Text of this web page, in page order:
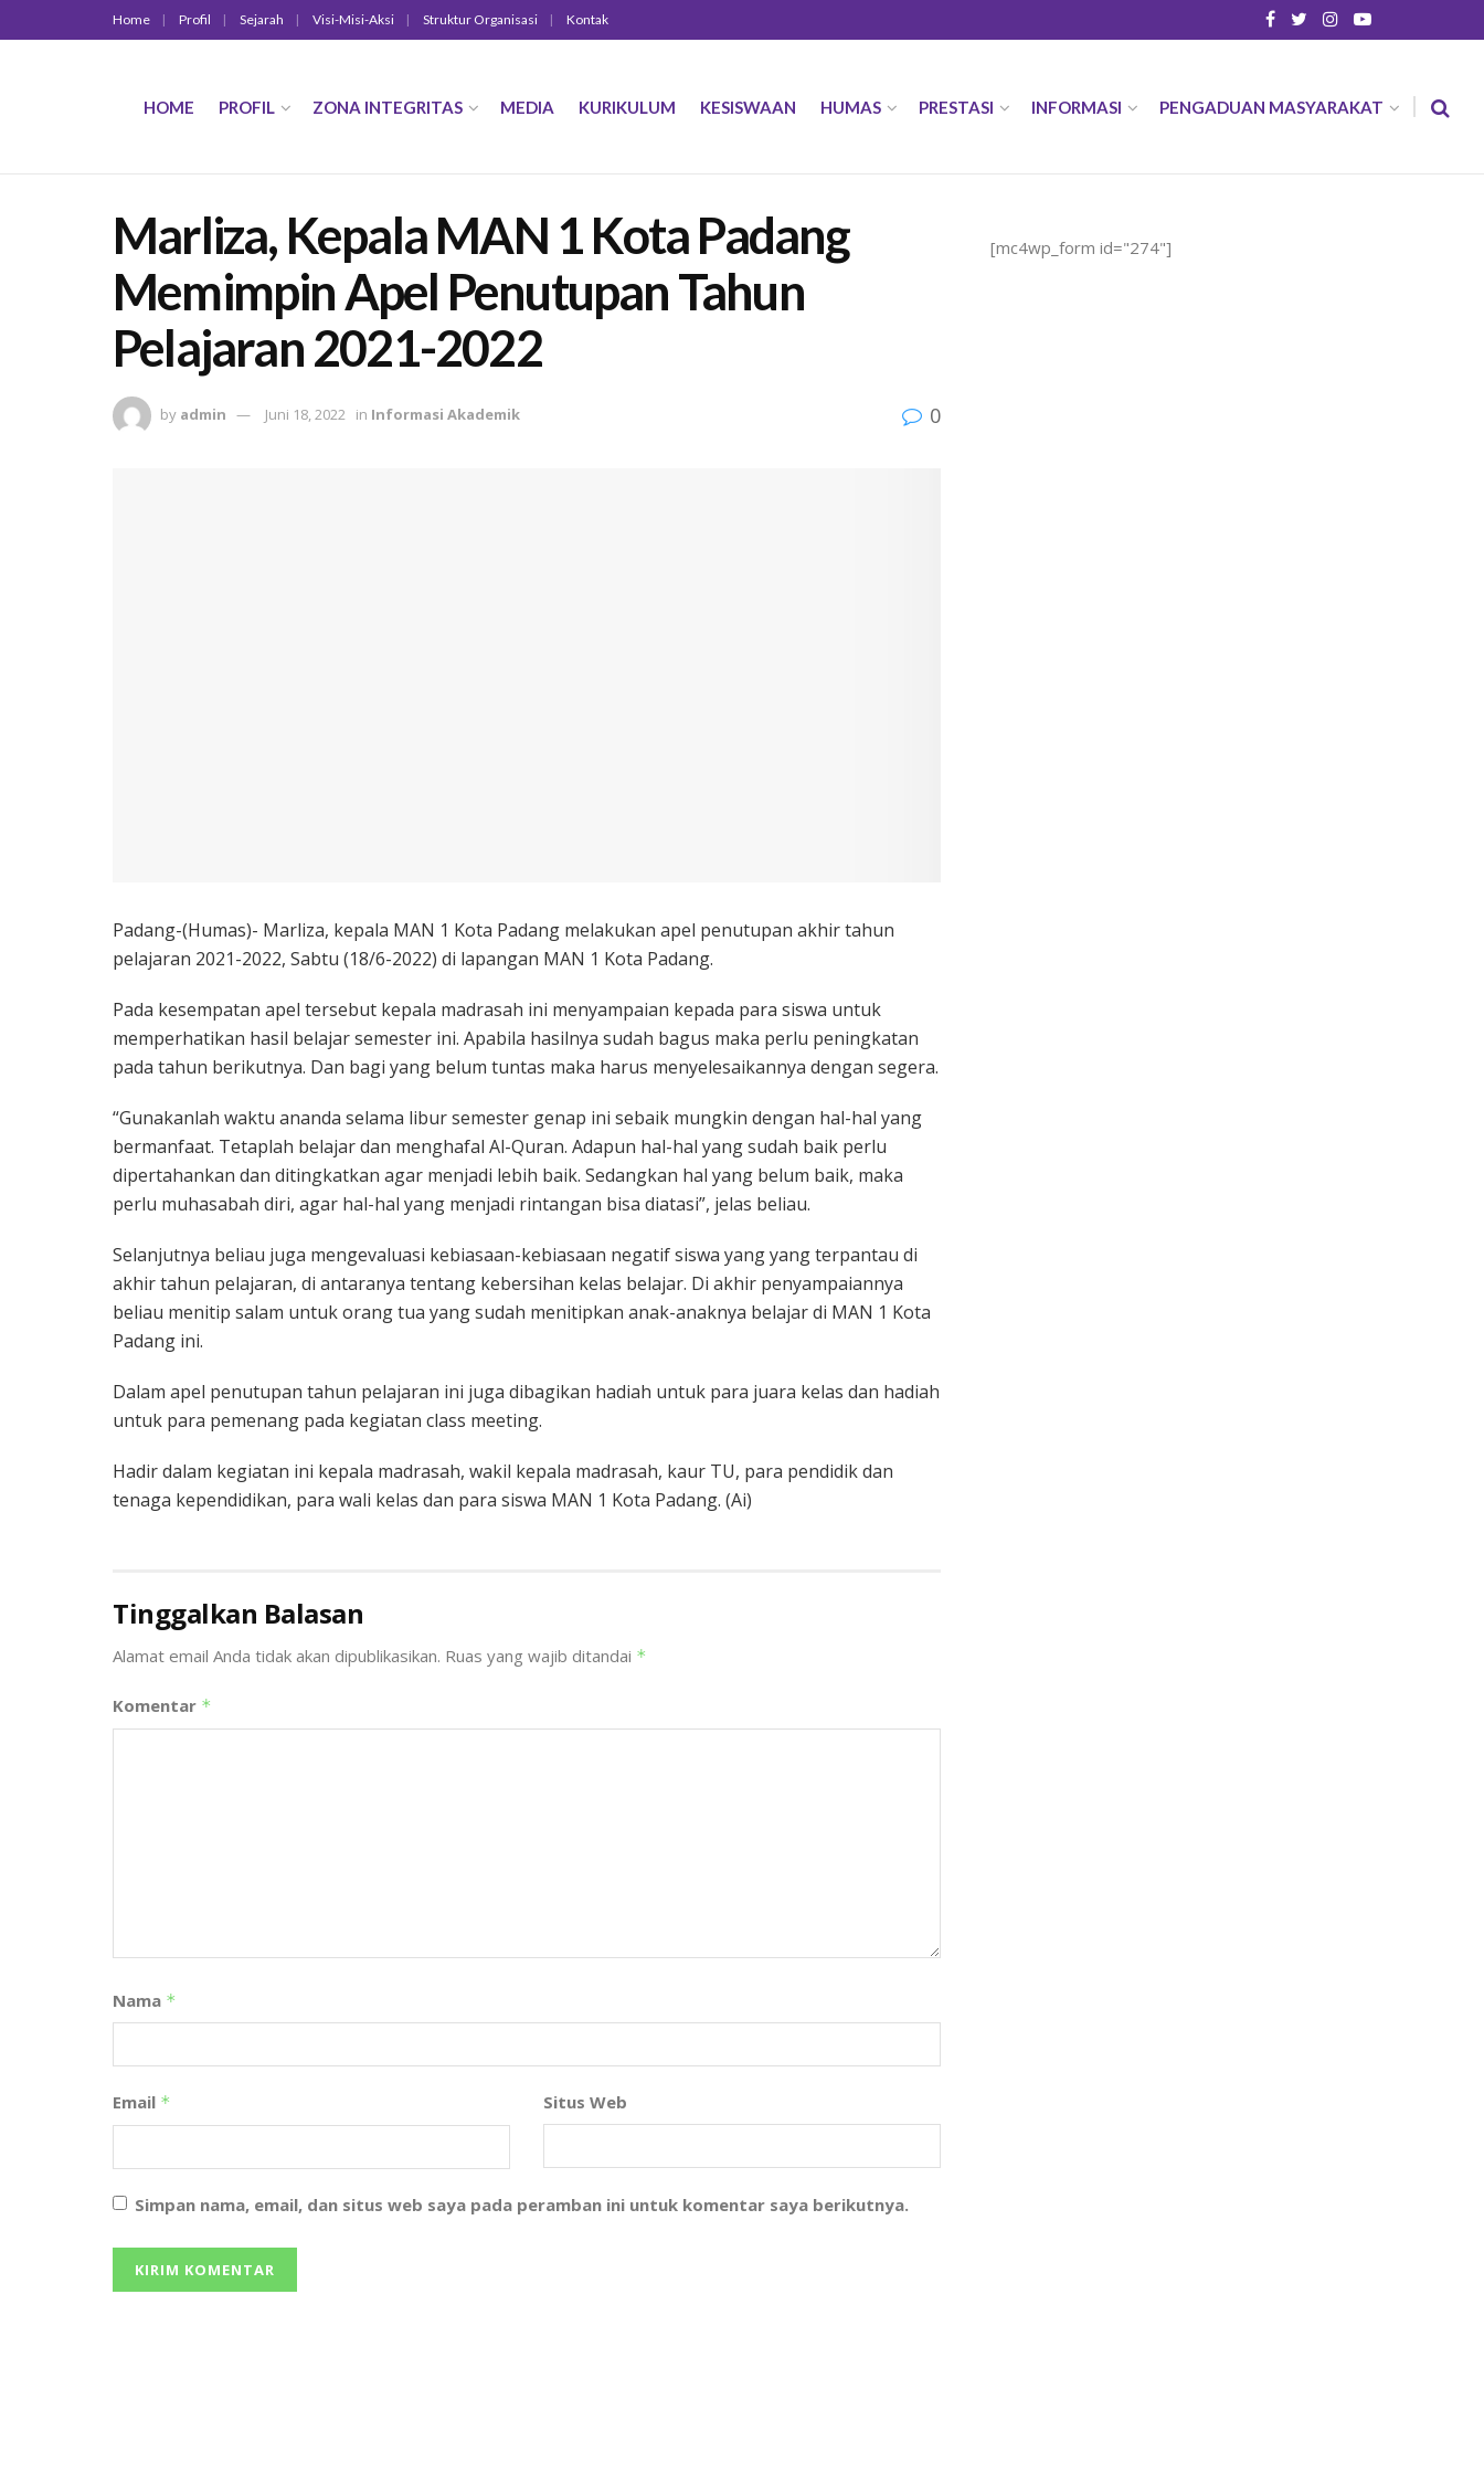
Home Profil Sejarah Visi-Misi-Aksi Struktur Organisasi Kontak
HOME PROFIL ZONA INTEGRITAS MEDIA KURIKULUM KESISWAAN HUMAS PRESTASI INFORMASI PENGADUAN MASYARAKAT
Marliza, Kepala MAN 1 Kota Padang
Memimpin Apel Penutupan Tahun
Pelajaran 2021-2022
by admin Juni 18, 2022 in Informasi Akademik 0
Padang-(Humas)- Marliza, kepala MAN 1 Kota Padang melakukan apel penutupan akhir tahun
pelajaran 2021-2022, Sabtu (18/6-2022) di lapangan MAN 1 Kota Padang.
Pada kesempatan apel tersebut kepala madrasah ini menyampaian kepada para siswa untuk
memperhatikan hasil belajar semester ini. Apabila hasilnya sudah bagus maka perlu peningkatan
pada tahun berikutnya. Dan bagi yang belum tuntas maka harus menyelesaikannya dengan segera.
“Gunakanlah waktu ananda selama libur semester genap ini sebaik mungkin dengan hal-hal yang
bermanfaat. Tetaplah belajar dan menghafal Al-Quran. Adapun hal-hal yang sudah baik perlu
dipertahankan dan ditingkatkan agar menjadi lebih baik. Sedangkan hal yang belum baik, maka
perlu muhasabah diri, agar hal-hal yang menjadi rintangan bisa diatasi”, jelas beliau.
Selanjutnya beliau juga mengevaluasi kebiasaan-kebiasaan negatif siswa yang yang terpantau di
akhir tahun pelajaran, di antaranya tentang kebersihan kelas belajar. Di akhir penyampaiannya
beliau menitip salam untuk orang tua yang sudah menitipkan anak-anaknya belajar di MAN 1 Kota
Padang ini.
Dalam apel penutupan tahun pelajaran ini juga dibagikan hadiah untuk para juara kelas dan hadiah
untuk para pemenang pada kegiatan class meeting.
Hadir dalam kegiatan ini kepala madrasah, wakil kepala madrasah, kaur TU, para pendidik dan
tenaga kependidikan, para wali kelas dan para siswa MAN 1 Kota Padang. (Ai)
Tinggalkan Balasan
Alamat email Anda tidak akan dipublikasikan. Ruas yang wajib ditandai *
Komentar *
Nama *
Email * Situs Web
Simpan nama, email, dan situs web saya pada peramban ini untuk komentar saya berikutnya.
[mc4wp_form id="274"]